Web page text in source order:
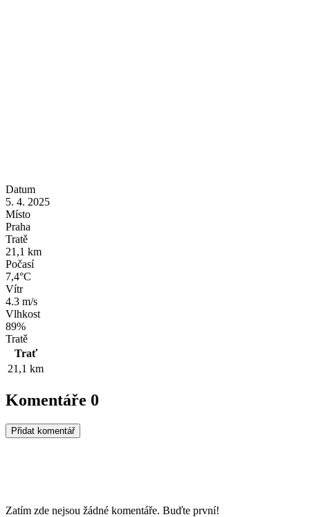
Datum
5. 4. 2025
Místo
Praha
Tratě
21,1 km
Počasí
7,4°C
Vítr
4.3 m/s
Vlhkost
89%
Tratě
Trať
21,1 km
Komentáře 0
Přidat komentář
Zatím zde nejsou žádné komentáře. Buďte první!